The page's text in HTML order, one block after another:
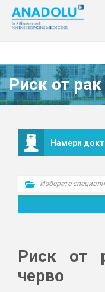
Риск от
Намери
Риск от
черво